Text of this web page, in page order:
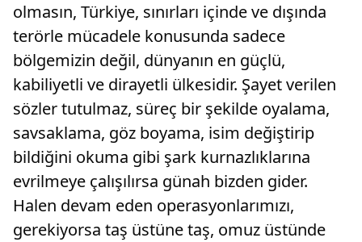
olmasın, Türkiye, sınırları içinde ve dışında
terörle mücadele konusunda sadece
bölgemizin değil, dünyanın en güçlü,
kabiliyetli ve dirayetli ülkesidir. Şayet verilen
sözler tutulmaz, süreç bir şekilde oyalama,
savsaklama, göz boyama, isim değiştirip
bildiğini okuma gibi şark kurnazlıklarına
evrilmeye çalışılırsa günah bizden gider.
Halen devam eden operasyonlarımızı,
gerekiyorsa taş üstüne taş, omuz üstünde